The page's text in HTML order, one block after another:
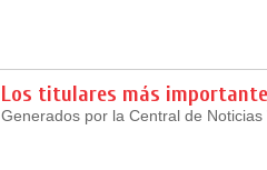
Los titulares más
Generados por la Central de Noticias